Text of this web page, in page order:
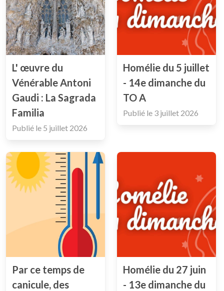
L' œuvre du
Vénérable Antoni
Gaudi : La Sagrada
Familia
Publié le 5 juillet 2026
Homélie du 5 juillet
- 14e dimanche du
TO A
Publié le 3 juillet 2026
Par ce temps de
canicule, des
Homélie du 27 juin
- 13e dimanche du